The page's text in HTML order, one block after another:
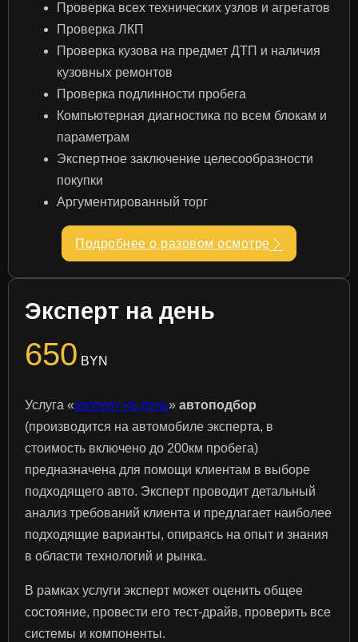
Проверка всех технических узлов и агрегатов
Проверка ЛКП
Проверка кузова на предмет ДТП и наличия
кузовных ремонтов
Проверка подлинности пробега
Компьютерная диагностика по всем блокам и
параметрам
Экспертное заключение целесообразности
покупки
Аргументированный торг
Подробнее о разовом осмотре
Эксперт на день
650 BYN
Услуга «эксперт на день» автоподбор
(производится на автомобиле эксперта, в
стоимость включено до 200км пробега)
предназначена для помощи клиентам в выборе
подходящего авто. Эксперт проводит детальный
анализ требований клиента и предлагает наиболее
подходящие варианты, опираясь на опыт и знания
в области технологий и рынка.
В рамках услуги эксперт может оценить общее
состояние, провести его тест-драйв, проверить все
системы и компоненты.